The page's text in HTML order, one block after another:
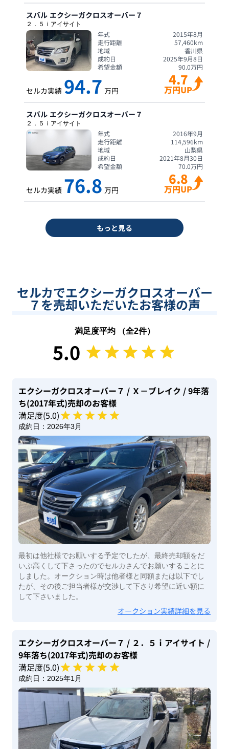
スバル エクシーガクロスオーバー７
２．５ｉアイサイト
年式
2015年8月
走行距離
57,460km
地域
香川県
成約日
2025年9月8日
希望金額
90.0万円
セルカ実績 94.7 万円
4.7
万円UP
スバル エクシーガクロスオーバー７
２．５ｉアイサイト
年式
2016年9月
走行距離
114,596km
地域
山梨県
成約日
2021年8月30日
希望金額
70.0万円
セルカ実績 76.8 万円
6.8
万円UP
もっと見る
セルカでエクシーガクロスオーバー
７を売却いただいたお客様の声
満足度平均 （全2件）
5.0
エクシーガクロスオーバー７ / Ｘ－ブレイク / 9年落
ち(2017年式)売却のお客様
満足度(5.0)
成約日： 2026年3月
最初は他社様でお願いする予定でしたが、最終売却額をだ
いぶ高くして下さったのでセルカさんでお願いすることに
しました。オークション時は他者様と同額または以下でし
たが、その後ご担当者様が交渉して下さり希望に近い額に
して下さいました。
オークション実績詳細を見る
エクシーガクロスオーバー７ / ２．５ｉアイサイト /
9年落ち(2017年式)売却のお客様
満足度(5.0)
成約日： 2025年1月